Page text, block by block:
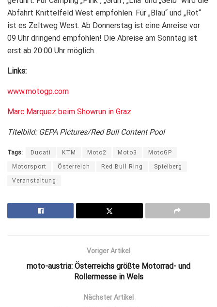
Abfahrt Knittelfeld West empfohlen. Für „Blau“ und „Rot“
ist es Zeltweg West. Ab Donnerstag ist eine Anreise vor
09 Uhr dringend empfohlen! Die Abreise am Sonntag ist
erst ab 20:00 Uhr möglich.
Links:
www.motogp.com
Marc Marquez beim Showrun in Graz
Titelbild: GEPA Pictures/Red Bull Content Pool
Tags: Ducati KTM Moto2 Moto3 MotoGP
Motorsport Österreich Red Bull Ring Spielberg
Veranstaltung
Voriger Artikel
moto-austria: Österreichs größte Motorrad- und
Rollermesse in Wels
Nächster Artikel